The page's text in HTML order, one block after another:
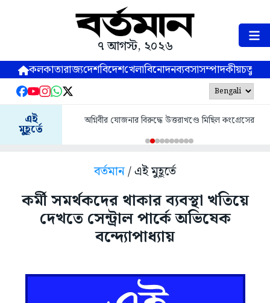
৭ আগস্ট, ২০২৬
কলকাতারাজ্যদেশবিদেশখেলাবিনোদনব্যবসাসম্পাদকীয়
এই
মুহূর্তে
অগ্নিবীর যোজনার বিরুদ্ধে উত্তরাখণ্ডে মিছিল কংগ্রেসের
বর্তমান/ এই মুহূর্তে
কর্মী সমর্থকদের থাকার ব্যবস্থা খতিয়ে
দেখতে সেন্ট্রাল পার্কে অভিষেক
বন্দ্যোপাধ্যায়